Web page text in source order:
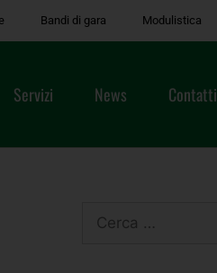
Bandi di gara Modulistica
Servizi News Contatti